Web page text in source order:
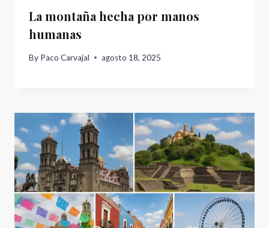
La montaña hecha por manos
humanas
By Paco Carvajal agosto 18, 2025